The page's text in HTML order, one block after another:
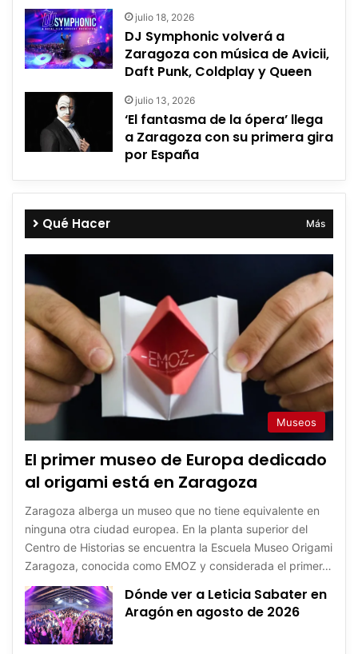
julio 18, 2026
DJ Symphonic volverá a
Zaragoza con música de Avicii,
Daft Punk, Coldplay y Queen
julio 13, 2026
‘El fantasma de la ópera’ llega
a Zaragoza con su primera gira
por España
Qué Hacer Más
Museos
El primer museo de Europa dedicado
al origami está en Zaragoza
Zaragoza alberga un museo que no tiene equivalente en
ninguna otra ciudad europea. En la planta superior del
Centro de Historias se encuentra la Escuela Museo Origami
Zaragoza, conocida como EMOZ y considerada el primer…
Dónde ver a Leticia Sabater en
Aragón en agosto de 2026